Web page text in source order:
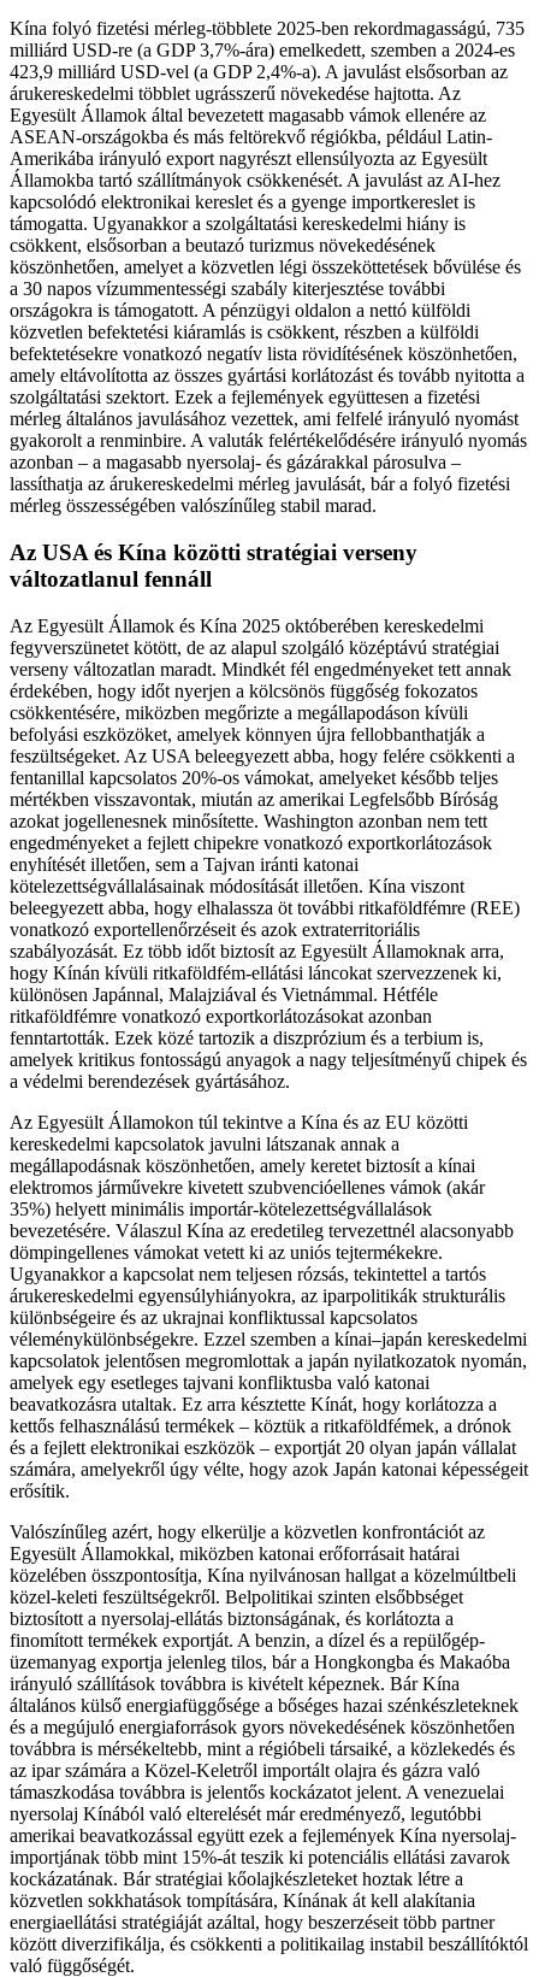
Kína folyó fizetési mérleg-többlete 2025-ben rekordmagasságú, 735
milliárd USD-re (a GDP 3,7%-ára) emelkedett, szemben a 2024-es
423,9 milliárd USD-vel (a GDP 2,4%-a). A javulást elsősorban az
árukereskedelmi többlet ugrásszerű növekedése hajtotta. Az
Egyesült Államok által bevezetett magasabb vámok ellenére az
ASEAN-országokba és más feltörekvő régiókba, például Latin-
Amerikába irányuló export nagyrészt ellensúlyozta az Egyesült
Államokba tartó szállítmányok csökkenését. A javulást az AI-hez
kapcsolódó elektronikai kereslet és a gyenge importkereslet is
támogatta. Ugyanakkor a szolgáltatási kereskedelmi hiány is
csökkent, elsősorban a beutazó turizmus növekedésének
köszönhetően, amelyet a közvetlen légi összeköttetések bővülése és
a 30 napos vízummentességi szabály kiterjesztése további
országokra is támogatott. A pénzügyi oldalon a nettó külföldi
közvetlen befektetési kiáramlás is csökkent, részben a külföldi
befektetésekre vonatkozó negatív lista rövidítésének köszönhetően,
amely eltávolította az összes gyártási korlátozást és tovább nyitotta a
szolgáltatási szektort. Ezek a fejlemények együttesen a fizetési
mérleg általános javulásához vezettek, ami felfelé irányuló nyomást
gyakorolt a renminbire. A valuták felértékelődésére irányuló nyomás
azonban – a magasabb nyersolaj- és gázárakkal párosulva –
lassíthatja az árukereskedelmi mérleg javulását, bár a folyó fizetési
mérleg összességében valószínűleg stabil marad.
Az USA és Kína közötti stratégiai verseny
változatlanul fennáll
Az Egyesült Államok és Kína 2025 októberében kereskedelmi
fegyverszünetet kötött, de az alapul szolgáló középtávú stratégiai
verseny változatlan maradt. Mindkét fél engedményeket tett annak
érdekében, hogy időt nyerjen a kölcsönös függőség fokozatos
csökkentésére, miközben megőrizte a megállapodáson kívüli
befolyási eszközöket, amelyek könnyen újra fellobbanthatják a
feszültségeket. Az USA beleegyezett abba, hogy felére csökkenti a
fentanillal kapcsolatos 20%-os vámokat, amelyeket később teljes
mértékben visszavontak, miután az amerikai Legfelsőbb Bíróság
azokat jogellenesnek minősítette. Washington azonban nem tett
engedményeket a fejlett chipekre vonatkozó exportkorlátozások
enyhítését illetően, sem a Tajvan iránti katonai
kötelezettségvállalásainak módosítását illetően. Kína viszont
beleegyezett abba, hogy elhalassza öt további ritkaföldfémre (REE)
vonatkozó exportellenőrzéseit és azok extraterritoriális
szabályozását. Ez több időt biztosít az Egyesült Államoknak arra,
hogy Kínán kívüli ritkaföldfém-ellátási láncokat szervezzenek ki,
különösen Japánnal, Malajziával és Vietnámmal. Hétféle
ritkaföldfémre vonatkozó exportkorlátozásokat azonban
fenntartották. Ezek közé tartozik a diszprózium és a terbium is,
amelyek kritikus fontosságú anyagok a nagy teljesítményű chipek és
a védelmi berendezések gyártásához.
Az Egyesült Államokon túl tekintve a Kína és az EU közötti
kereskedelmi kapcsolatok javulni látszanak annak a
megállapodásnak köszönhetően, amely keretet biztosít a kínai
elektromos járművekre kivetett szubvencióellenes vámok (akár
35%) helyett minimális importár-kötelezettségvállalások
bevezetésére. Válaszul Kína az eredetileg tervezettnél alacsonyabb
dömpingellenes vámokat vetett ki az uniós tejtermékekre.
Ugyanakkor a kapcsolat nem teljesen rózsás, tekintettel a tartós
árukereskedelmi egyensúlyhiányokra, az iparpolitikák strukturális
különbségeire és az ukrajnai konfliktussal kapcsolatos
véleménykülönbségekre. Ezzel szemben a kínai–japán kereskedelmi
kapcsolatok jelentősen megromlottak a japán nyilatkozatok nyomán,
amelyek egy esetleges tajvani konfliktusba való katonai
beavatkozásra utaltak. Ez arra késztette Kínát, hogy korlátozza a
kettős felhasználású termékek – köztük a ritkaföldfémek, a drónok
és a fejlett elektronikai eszközök – exportját 20 olyan japán vállalat
számára, amelyekről úgy vélte, hogy azok Japán katonai képességeit
erősítik.
Valószínűleg azért, hogy elkerülje a közvetlen konfrontációt az
Egyesült Államokkal, miközben katonai erőforrásait határai
közelében összpontosítja, Kína nyilvánosan hallgat a közelmúltbeli
közel-keleti feszültségekről. Belpolitikai szinten elsőbbséget
biztosított a nyersolaj-ellátás biztonságának, és korlátozta a
finomított termékek exportját. A benzin, a dízel és a repülőgép-
üzemanyag exportja jelenleg tilos, bár a Hongkongba és Makaóba
irányuló szállítások továbbra is kivételt képeznek. Bár Kína
általános külső energiafüggősége a bőséges hazai szénkészleteknek
és a megújuló energiaforrások gyors növekedésének köszönhetően
továbbra is mérsékeltebb, mint a régióbeli társaiké, a közlekedés és
az ipar számára a Közel-Keletről importált olajra és gázra való
támaszkodása továbbra is jelentős kockázatot jelent. A venezuelai
nyersolaj Kínából való elterelését már eredményező, legutóbbi
amerikai beavatkozással együtt ezek a fejlemények Kína nyersolaj-
importjának több mint 15%-át teszik ki potenciális ellátási zavarok
kockázatának. Bár stratégiai kőolajkészleteket hoztak létre a
közvetlen sokkhatások tompítására, Kínának át kell alakítania
energiaellátási stratégiáját azáltal, hogy beszerzéseit több partner
között diverzifikálja, és csökkenti a politikailag instabil beszállítóktól
való függőségét.